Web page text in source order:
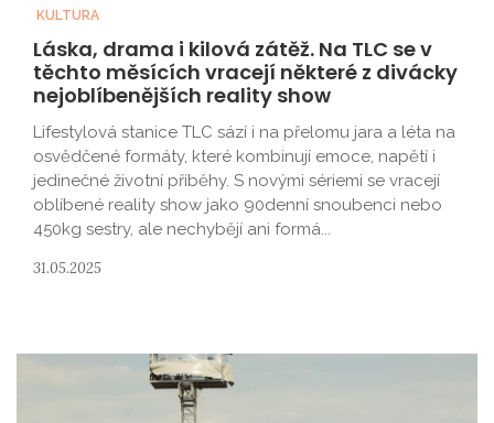
KULTURA
Láska, drama i kilová zátěž. Na TLC se v
těchto měsících vracejí některé z divácky
nejoblíbenějších reality show
Lifestylová stanice TLC sází i na přelomu jara a léta na
osvědčené formáty, které kombinují emoce, napětí i
jedinečné životní příběhy. S novými sériemi se vracejí
oblíbené reality show jako 90denní snoubenci nebo
450kg sestry, ale nechybějí ani formá...
31.05.2025